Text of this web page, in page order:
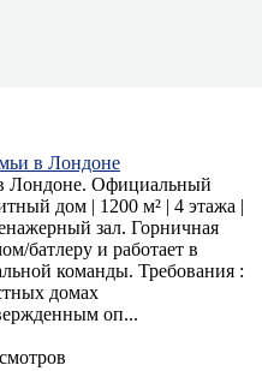
в Лондоне
в Лондоне. Официальный
дом | 1200 м² | 4 этажа |
зал. Горничная
батлеру и работает в
команды. Требования :
домах
оп...